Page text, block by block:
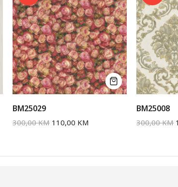
BM25029
300,00KM 110,00 KM
BM25008
300,00KM